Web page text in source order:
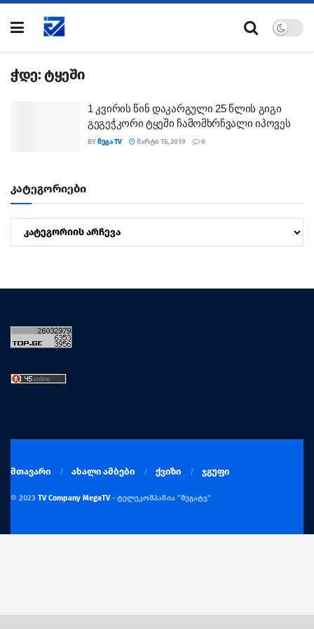
ჭდე:ტყეში
1 კვირის წინ დაკარგული 25 წლის გიგი
გეგეჭკორი ტყეში ჩამომხრჩვალი იპოვეს
BYᲛᲔᲒᲐ TV ᲛᲐᲠᲢᲘ 15, 2019 0
კატეგორიები
კატეგორიები
მთავარი ახალი ამბები ქვიზი ჯგუფი
© 2023 TV Company MegaTV- ტელეკომპანია "მეგატვ"